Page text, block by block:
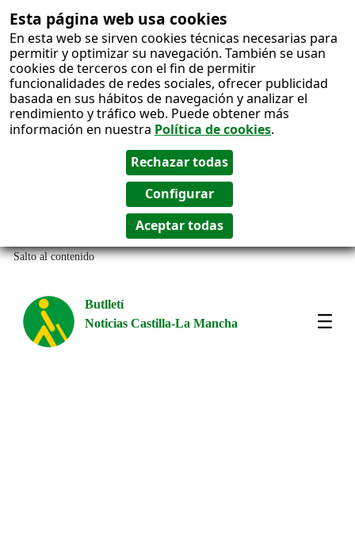
Esta página web usa cookies
En esta web se sirven cookies técnicas necesarias para
permitir y optimizar su navegación. También se usan
cookies de terceros con el fin de permitir
funcionalidades de redes sociales, ofrecer publicidad
basada en sus hábitos de navegación y analizar el
rendimiento y tráfico web. Puede obtener más
información en nuestra Política de cookies.
Salto al contenido
Butlletí
Noticias Castilla-La Mancha